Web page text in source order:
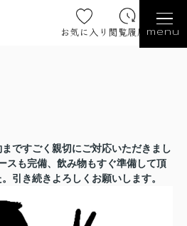
お気に入り 閲覧履歴 menu
ですごく親切にご対応いただきまし
スも完備、飲み物もすぐ準備して頂
引き続きよろしくお願いします。